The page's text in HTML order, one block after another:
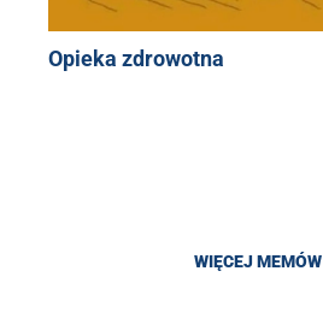
Opieka zdrowotna
WIĘCEJ MEMÓW